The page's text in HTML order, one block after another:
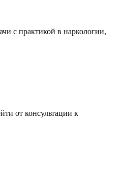
с практикой в наркологии,
от консультации к